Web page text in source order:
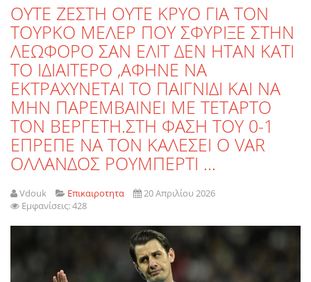
OYTE ΖΕΣΤΗ ΟΥΤΕ ΚΡΥΟ ΓΙΑ ΤΟΝ
ΤΟΥΡΚΟ ΜΕΛΕΡ ΠΟΥ ΣΦΥΡΙΞΕ ΣΤΗΝ
ΛΕΩΦΟΡΟ ΣΑΝ ΕΛΙΤ ΔΕΝ ΗΤΑΝ ΚΑΤΙ
ΤΟ ΙΔΙΑΙΤΕΡΟ ,ΑΦΗΝΕ ΝΑ
ΕΚΤΡΑΧΥΝΕΤΑΙ ΤΟ ΠΑΙΓΝΙΔΙ ΚΑΙ ΝΑ
ΜΗΝ ΠΑΡΕΜΒΑΙΝΕΙ ΜΕ ΤΕΤΑΡΤΟ
ΤΟΝ ΒΕΡΓΕΤΗ.ΣΤΗ ΦΑΣΗ ΤΟΥ 0-1
ΕΠΡΕΠΕ ΝΑ ΤΟΝ ΚΑΛΕΣΕΙ Ο VAR
OΛΛΑΝΔΟΣ ΡΟΥΜΠΕΡΤΙ ...
Vdouk Επικαιροτητα
20 Απριλίου 2026
Εμφανίσεις: 428